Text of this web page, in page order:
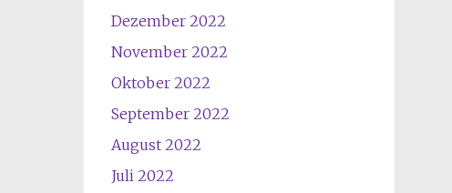
Dezember 2022
November 2022
Oktober 2022
September 2022
August 2022
Juli 2022